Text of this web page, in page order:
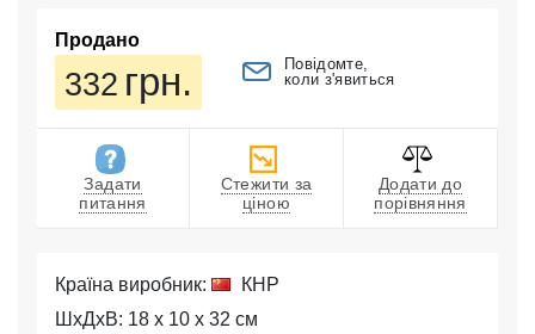
Продано
332 грн.
Повідомте,
коли з'явиться
Задати
питання
Стежити за
ціною
Додати до
порівняння
Країна виробник:
КНР
ШхДхВ: 18 x 10 x 32 см